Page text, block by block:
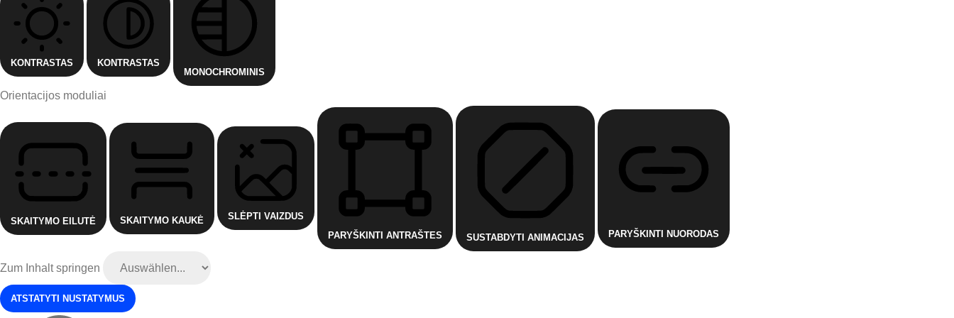
KONTRASTAS
KONTRASTAS
MONOCHROMINIS
Orientacijos moduliai
SKAITYMO EILUTĖ SKAITYMO KAUKĖ
SLĖPTI VAIZDUS
PARYŠKINTI ANTRAŠTES
SUSTABDYTI ANIMACIJAS PARYŠKINTI NUORODAS
Zum Inhalt springen
ATSTATYTI NUSTATYMUS